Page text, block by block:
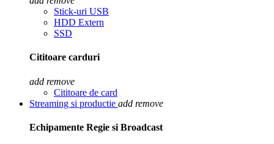
Stick-uri USB
HDD Extern
SSD
Cititoare carduri
add remove
Cititoare de card
Streaming si productie add remove
Echipamente Regie si Broadcast